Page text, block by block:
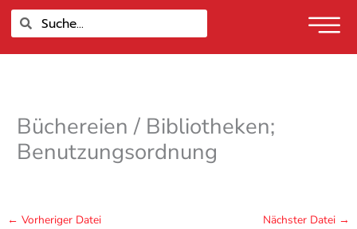
SucheSuche
Büchereien / Bibliotheken;
Benutzungsordnung
← Vorheriger Datei Nächster Datei →